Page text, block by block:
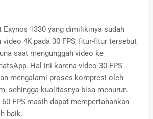
1330 yang dimilikinya sudah
4K pada 30 FPS, fitur-fitur tersebut
saat mengunggah video ke
Hal ini karena video 30 FPS
mengalami proses kompresi oleh
sehingga kualitasnya bisa menurun.
FPS masih dapat mempertahankan
baik.